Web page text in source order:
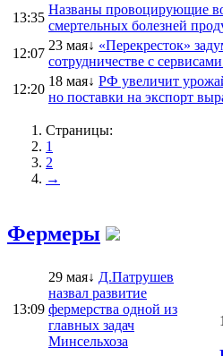
13:35
Названы провоцирующие
смертельных болезней
12:07
23 мая↓ «Перекресток»
сотрудничестве с
12:20
18 мая↓ РФ увеличит
но поставки на экспорт
Страницы:
1
2
→
Фермеры
13:09
29 мая↓ Д.Патрушев
назвал развитие
фермерства одной из
главных задач
Минсельхоза